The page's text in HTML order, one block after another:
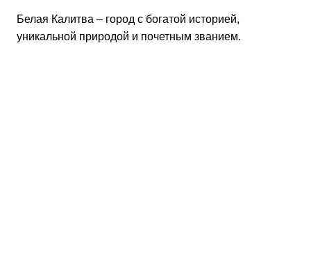
Белая Калитва – город с богатой историей,
уникальной природой и почетным званием.